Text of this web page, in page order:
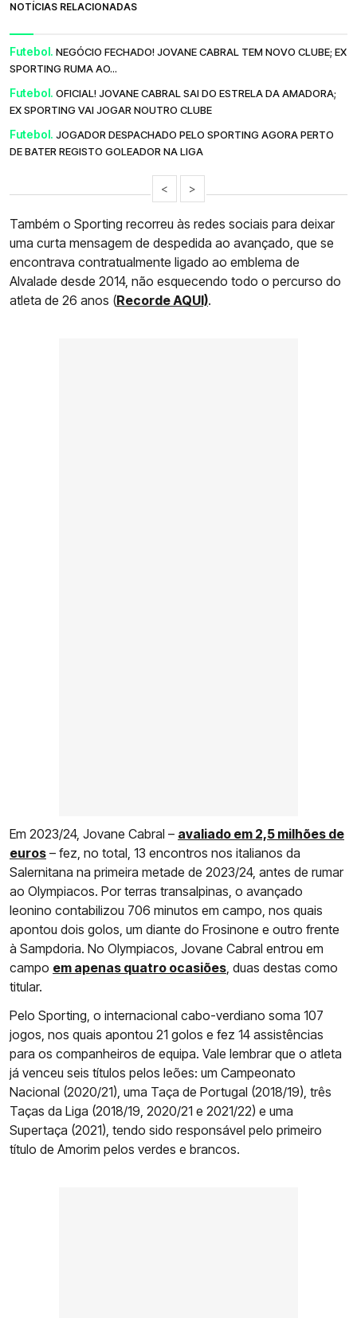
NOTÍCIAS RELACIONADAS
Futebol. NEGÓCIO FECHADO! JOVANE CABRAL TEM NOVO CLUBE; EX
SPORTING RUMA AO...
Futebol. OFICIAL! JOVANE CABRAL SAI DO ESTRELA DA AMADORA;
EX SPORTING VAI JOGAR NOUTRO CLUBE
Futebol. JOGADOR DESPACHADO PELO SPORTING AGORA PERTO
DE BATER REGISTO GOLEADOR NA LIGA
< >
Também o Sporting recorreu às redes sociais para deixar
uma curta mensagem de despedida ao avançado, que se
encontrava contratualmente ligado ao emblema de
Alvalade desde 2014, não esquecendo todo o percurso do
atleta de 26 anos (Recorde AQUI).
Em 2023/24, Jovane Cabral – avaliado em 2,5 milhões de
euros – fez, no total, 13 encontros nos italianos da
Salernitana na primeira metade de 2023/24, antes de rumar
ao Olympiacos. Por terras transalpinas, o avançado
leonino contabilizou 706 minutos em campo, nos quais
apontou dois golos, um diante do Frosinone e outro frente
à Sampdoria. No Olympiacos, Jovane Cabral entrou em
campo em apenas quatro ocasiões, duas destas como
titular.
Pelo Sporting, o internacional cabo-verdiano soma 107
jogos, nos quais apontou 21 golos e fez 14 assistências
para os companheiros de equipa. Vale lembrar que o atleta
já venceu seis títulos pelos leões: um Campeonato
Nacional (2020/21), uma Taça de Portugal (2018/19), três
Taças da Liga (2018/19, 2020/21 e 2021/22) e uma
Supertaça (2021), tendo sido responsável pelo primeiro
título de Amorim pelos verdes e brancos.